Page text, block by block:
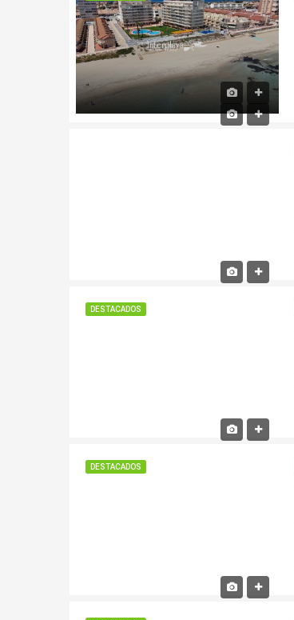
DESTACADOS
DESTACADOS